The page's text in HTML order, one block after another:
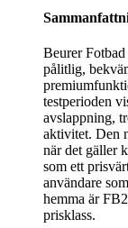
Beurer
pålitlig,
testperioden
avslappning,
aktivitet. Den
när det gäller
som ett
användare
hemma är
prisklass.